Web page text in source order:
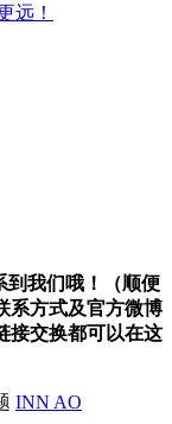
远！
到我们哦！（顺便
系方式及官方微博
接交换都可以在这
INN AO